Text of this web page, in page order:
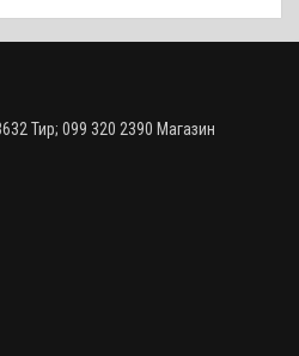
Тир; 099 320 2390 Магазин